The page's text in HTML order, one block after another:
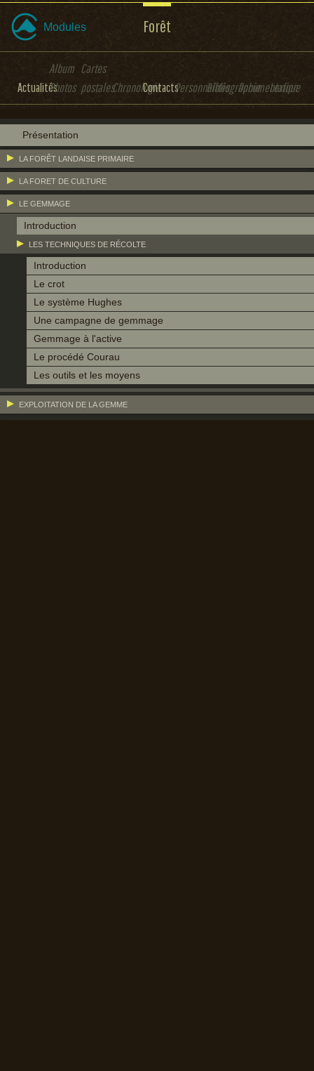
Modules Forêt
Actualités
Album
Photos
Cartes
postalesChronologieContactsPersonnalitésBibliographieDocumentation
Lexique
Présentation
LA FORÊT LANDAISE PRIMAIRE
LA FORET DE CULTURE
LE GEMMAGE
Introduction
LES TECHNIQUES DE RÉCOLTE
Introduction
Le crot
Le système Hughes
Une campagne de gemmage
Gemmage à l'active
Le procédé Courau
Les outils et les moyens
EXPLOITATION DE LA GEMME